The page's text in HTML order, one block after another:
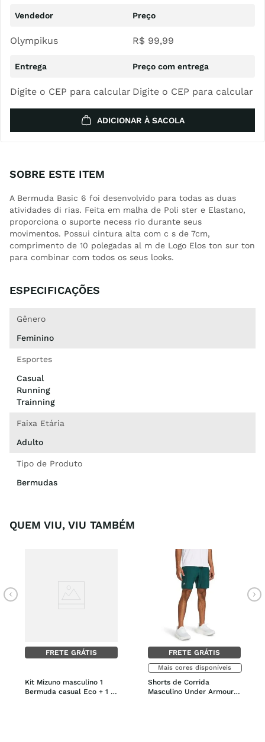
Olympikus R$ 99,99
Digite o CEP para calcular Digite o CEP para calcular
ADICIONAR À SACOLA
SOBRE ESTE ITEM
A Bermuda Basic 6 foi desenvolvido para todas as duas
atividades di rias. Feita em malha de Poli ster e Elastano,
proporciona o suporte necess rio durante seus
movimentos. Possui cintura alta com c s de 7cm,
comprimento de 10 polegadas al m de Logo Elos ton sur ton
para combinar com todos os seus looks.
ESPECIFICAÇÕES
Gênero
Feminino
Esportes
Casual
Running
Trainning
Faixa Etária
Adulto
Tipo de Produto
Bermudas
QUEM VIU, VIU TAMBÉM
FRETE GRÁTIS
Kit Mizuno masculino 1
Bermuda casual Eco + 1
FRETE GRÁTIS
Mais cores disponíveis
Shorts de Corrida
Masculino Under Armour